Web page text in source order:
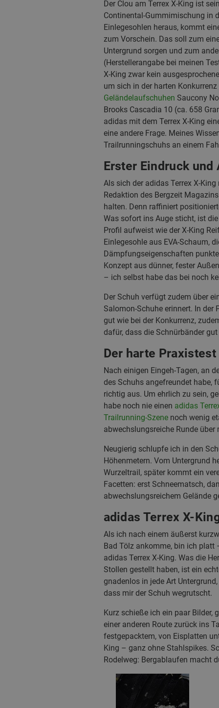
Der Clou am Terrex X-King ist
Continental-Gummimischung in
Einlegesohlen heraus, kommt
zum Vorschein. Das soll zum
Untergrund sorgen und zum
(Herstellerangabe bei meinen
X-King zwar kein
um sich in der harten
Geländelaufschuhen Saucony
Brooks Cascadia 10 (ca. 658
adidas mit dem Terrex X-King
eine andere Frage. Meines
Trailrunningschuhs an einem
Erster Eindruck und
Als sich der adidas Terrex X-
Redaktion des Bergzeit
halten. Denn raffiniert
Was sofort ins Auge sticht, ist
Profil aufweist wie der X-King
Einlegesohle aus EVA-Schaum,
Dämpfungseigenschaften
Konzept aus dünner, fester
– ich selbst habe das bei noch
Der Schuh verfügt zudem über
Salomon-Schuhe erinnert. In
gut wie bei der Konkurrenz,
dafür, dass die Schnürbänder
Der harte Praxistest
Nach einigen Eingeh-Tagen, an
des Schuhs angefreundet habe,
richtig aus. Um ehrlich zu sein,
habe noch nie einen adidas
Trailrunning-Szenenoch wenig
abwechslungsreiche Runde
Neugierig schlupfe ich in den
Höhenmetern. Vom Untergrund
Wurzeltrail, später kommt ein
Facetten: erst Schneematsch,
abwechslungsreichem Gelände
adidas Terrex X-
Als ich nach einem äußerst
Bad Tölz ankomme, bin ich platt
adidas Terrex X-King. Was die
Stollen gestellt haben, ist ein
gnadenlos in jede Art
dass mir der Schuh wegrutscht.
Kurz schieße ich ein paar Bilder,
einer anderen Route zurück ins
festgepacktem, von Eisplatten
King – ganz ohne Stahlspikes.
Rodelweg: Bergablaufen macht